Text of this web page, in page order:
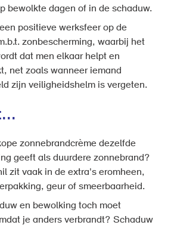
bewolkte dagen of in de schaduw.
positieve werksfeer op de
zonbescherming, waarbij het
dat men elkaar helpt en
net zoals wanneer iemand
zijn veiligheidshelm is vergeten.
zonnebrandcrème dezelfde
geeft als duurdere zonnebrand?
zit vaak in de extra's eromheen,
geur of smeerbaarheid.
en bewolking toch moet
je anders verbrandt? Schaduw